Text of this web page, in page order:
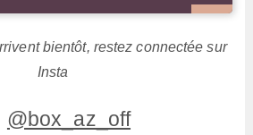
bientôt, restez connectée sur
Insta
@box_az_off